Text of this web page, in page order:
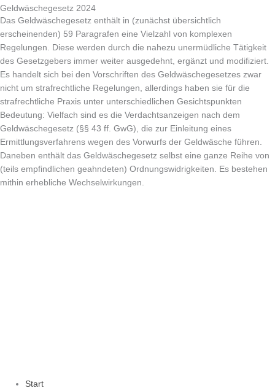
Geldwäschegesetz 2024
Das Geldwäschegesetz enthält in (zunächst übersichtlich
erscheinenden) 59 Paragrafen eine Vielzahl von komplexen
Regelungen. Diese werden durch die nahezu unermüdliche Tätigkeit
des Gesetzgebers immer weiter ausgedehnt, ergänzt und modifiziert.
Es handelt sich bei den Vorschriften des Geldwäschegesetzes zwar
nicht um strafrechtliche Regelungen, allerdings haben sie für die
strafrechtliche Praxis unter unterschiedlichen Gesichtspunkten
Bedeutung: Vielfach sind es die Verdachtsanzeigen nach dem
Geldwäschegesetz (§§ 43 ff. GwG), die zur Einleitung eines
Ermittlungsverfahrens wegen des Vorwurfs der Geldwäsche führen.
Daneben enthält das Geldwäschegesetz selbst eine ganze Reihe von
(teils empfindlichen geahndeten) Ordnungswidrigkeiten. Es bestehen
mithin erhebliche Wechselwirkungen.
Start